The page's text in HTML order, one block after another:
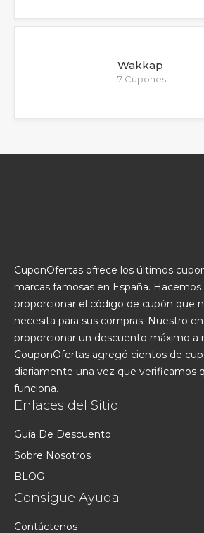
Wakkap
7 Cupones
CuponOfertas ofrece los últimos
marcas famosas en España.
proporcionar el código de cupón que
necesita para sus compras. Nuestro
proporcionar un descuento máximo a
CouponOfertas agregó cientos de
diariamente una vez que verificamos
funciona.
Enlaces del Sitio
Guía De Descuento
Sobre Nosotros
BLOG
Consigue Ayuda
Contáctenos